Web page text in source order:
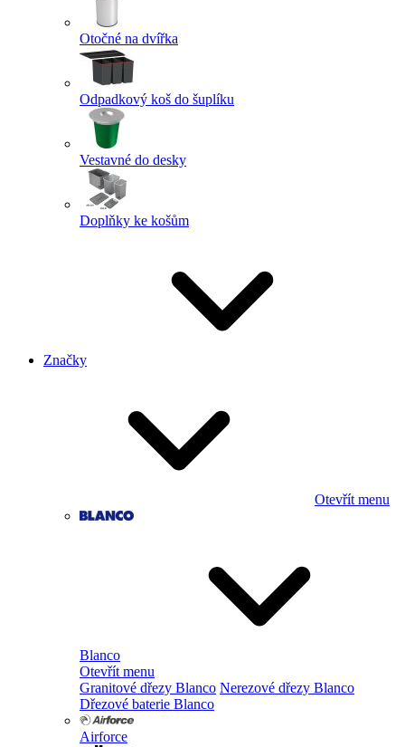
Otočné na dvířka
Odpadkový koš do šuplíku
Vestavné do desky
Doplňky ke košům
Značky
Otevřít menu
Blanco
Otevřít menu
Granitové dřezy Blanco Nerezové dřezy Blanco
Dřezové baterie Blanco
Airforce